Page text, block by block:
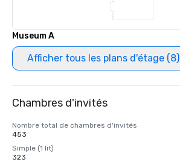
Museum A
Afficher tous les plans d'étage (8)
Chambres d'invités
Nombre total de chambres d'invités
453
Simple (1 lit)
323